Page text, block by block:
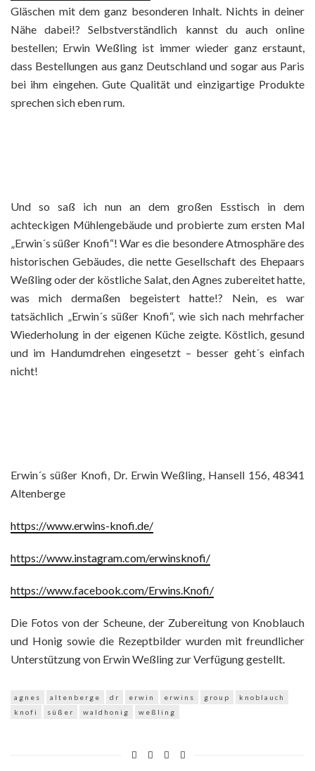
Gläschen mit dem ganz besonderen Inhalt. Nichts in deiner
Nähe dabei!? Selbstverständlich kannst du auch online
bestellen; Erwin Weßling ist immer wieder ganz erstaunt,
dass Bestellungen aus ganz Deutschland und sogar aus Paris
bei ihm eingehen. Gute Qualität und einzigartige Produkte
sprechen sich eben rum.
Und so saß ich nun an dem großen Esstisch in dem
achteckigen Mühlengebäude und probierte zum ersten Mal
„Erwin´s süßer Knofi“! War es die besondere Atmosphäre des
historischen Gebäudes, die nette Gesellschaft des Ehepaars
Weßling oder der köstliche Salat, den Agnes zubereitet hatte,
was mich dermaßen begeistert hatte!? Nein, es war
tatsächlich „Erwin´s süßer Knofi“, wie sich nach mehrfacher
Wiederholung in der eigenen Küche zeigte. Köstlich, gesund
und im Handumdrehen eingesetzt – besser geht´s einfach
nicht!
Erwin´s süßer Knofi, Dr. Erwin Weßling, Hansell 156, 48341
Altenberge
https://www.erwins-knofi.de/
https://www.instagram.com/erwinsknofi/
https://www.facebook.com/Erwins.Knofi/
Die Fotos von der Scheune, der Zubereitung von Knoblauch
und Honig sowie die Rezeptbilder wurden mit freundlicher
Unterstützung von Erwin Weßling zur Verfügung gestellt.
agnes altenberge dr erwin erwins group
knoblauch
knofi
süßer waldhonig weßling